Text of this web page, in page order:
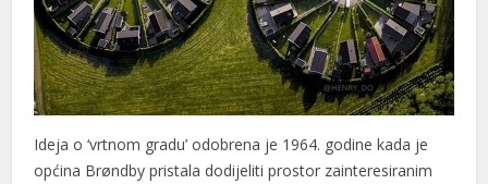
Ideja o ‘vrtnom gradu’ odobrena je 1964. godine kada je
općina Brøndby pristala dodijeliti prostor zainteresiranim